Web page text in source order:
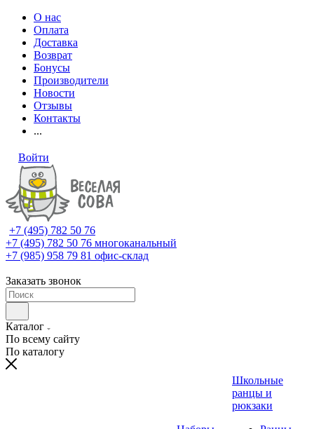
О нас
Оплата
Доставка
Возврат
Бонусы
Производители
Новости
Отзывы
Контакты
...
Войти
+7 (495) 782 50 76
+7 (495) 782 50 76 многоканальный
+7 (985) 958 79 81 офис-склад
Заказать звонок
Каталог
По всему сайту
По каталогу
Школьные
ранцы и
рюкзаки